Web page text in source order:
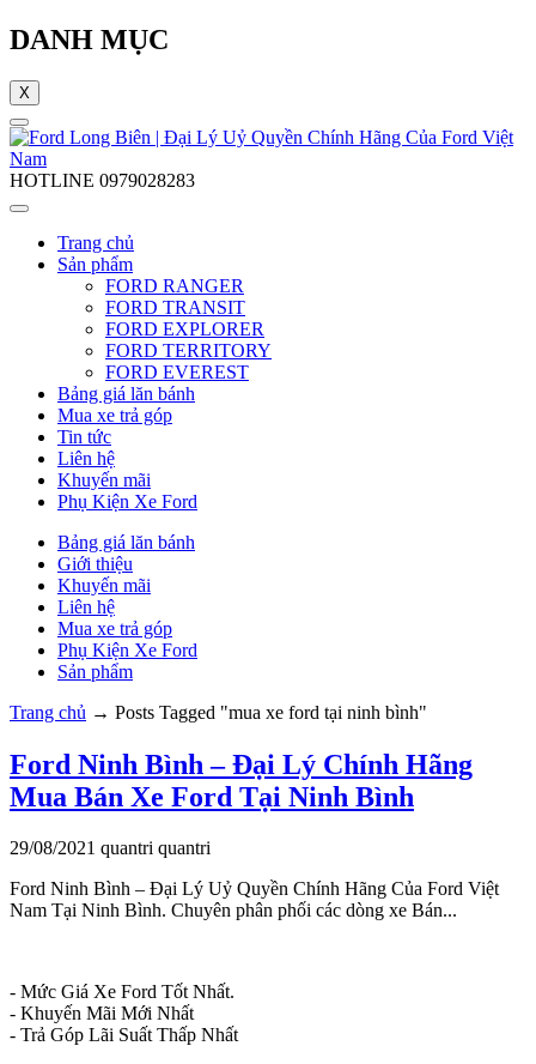
DANH MỤC
X
HOTLINE 0979028283
Trang chủ
Sản phẩm
FORD RANGER
FORD TRANSIT
FORD EXPLORER
FORD TERRITORY
FORD EVEREST
Bảng giá lăn bánh
Mua xe trả góp
Tin tức
Liên hệ
Khuyến mãi
Phụ Kiện Xe Ford
Bảng giá lăn bánh
Giới thiệu
Khuyến mãi
Liên hệ
Mua xe trả góp
Phụ Kiện Xe Ford
Sản phẩm
Trang chủ → Posts Tagged "mua xe ford tại ninh bình"
Ford Ninh Bình – Đại Lý Chính Hãng
Mua Bán Xe Ford Tại Ninh Bình
29/08/2021 quantri quantri
Ford Ninh Bình – Đại Lý Uỷ Quyền Chính Hãng Của Ford Việt
Nam Tại Ninh Bình. Chuyên phân phối các dòng xe Bán...
- Mức Giá Xe Ford Tốt Nhất.
- Khuyến Mãi Mới Nhất
- Trả Góp Lãi Suất Thấp Nhất